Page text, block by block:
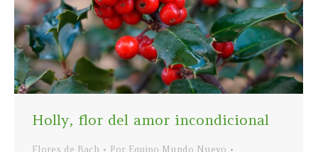
Holly, flor del amor incondicional
Flores de Bach Por Equipo Mundo Nuevo